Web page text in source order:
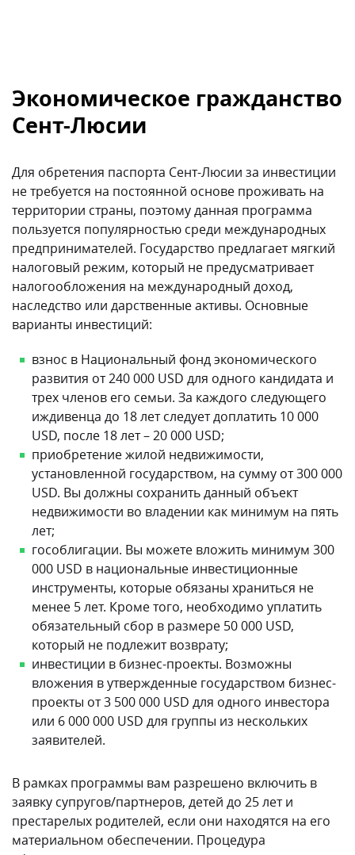
USD, после 18 лет – 20 000 USD;
приобретение жилой недвижимости,
недвижимости во владении как минимум на пять
лет;
гособлигации. Вы можете вложить минимум 300
000 USD в национальные инвестиционные
инструменты, которые обязаны храниться не
менее 5 лет. Кроме того, необходимо уплатить
обязательный сбор в размере 50 000 USD,
который не подлежит возврату;
инвестиции в бизнес-проекты. Возможны
вложения в утвержденные государством бизнес-
проекты от 3 500 000 USD для одного инвестора
или 6 000 000 USD для группы из нескольких
заявителей.
В рамках программы вам разрешено включить в
заявку супругов/партнеров, детей до 25 лет и
престарелых родителей, если они находятся на его
материальном обеспечении. Процедура
оформления документов на гражданство занимает
3–6 месяцев, все проходят обязательную проверку
репутации.